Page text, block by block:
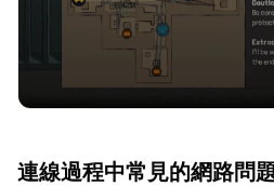
連線過程中常見的網路問